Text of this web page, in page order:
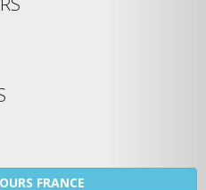
FRANCE